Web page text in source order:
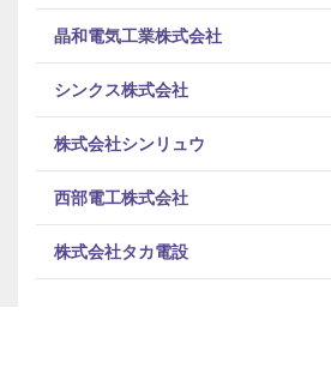
晶和電気工業株式会社
シンクス株式会社
株式会社シンリュウ
西部電工株式会社
株式会社タカ電設